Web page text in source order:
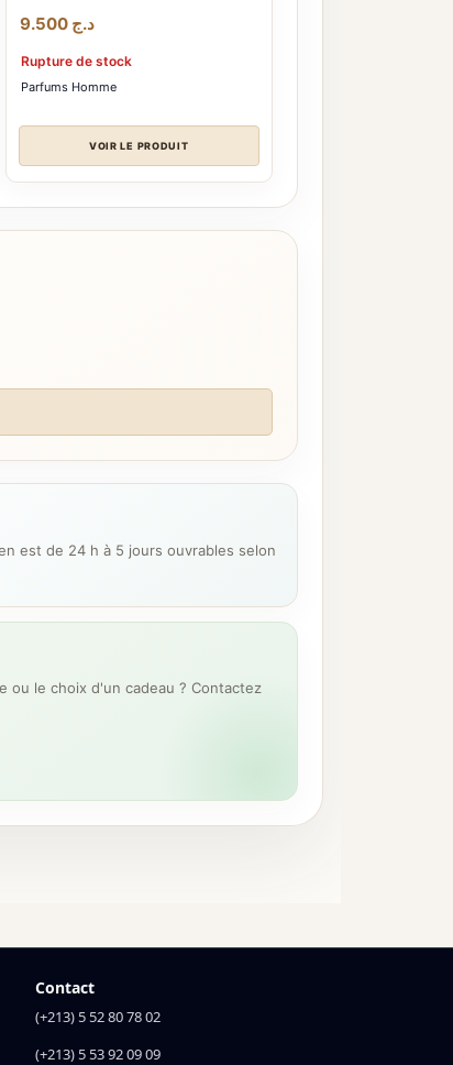
د.ج 9.500
Rupture de stock
Parfums Homme
VOIR LE PRODUIT
est de 24 h à 5 jours ouvrables selon
ou le choix d'un cadeau ? Contactez
Contact
(+213) 5 52 80 78 02
(+213) 5 53 92 09 09